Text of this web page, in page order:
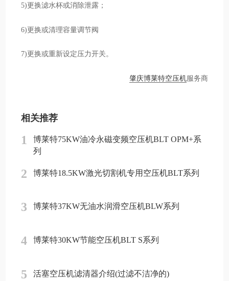
5)更换滤水杯或消除泄露；
6)更换或清理容量调节阀
7)更换或重新设定压力开关。
肇庆博莱特空压机服务商
相关推荐
1
博莱特75KW油冷永磁变频空压机BLT OPM+系
列
2 博莱特18.5KW激光切割机专用空压机BLT系列
3 博莱特37KW无油水润滑空压机BLW系列
4 博莱特30KW节能空压机BLT S系列
5 活塞空压机滤清器介绍(过滤不洁净的)